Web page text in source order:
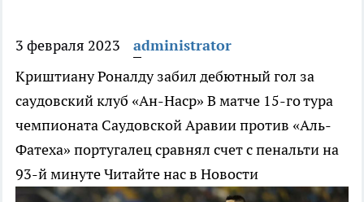
3 февраля 2023
administrator
Криштиану Роналду забил дебютный гол за
саудовский клуб «Ан-Наср» В матче 15-го тура
чемпионата Саудовской Аравии против «Аль-
Фатеха» португалец сравнял счет с пенальти на
93-й минутеЧитайте нас в Новости